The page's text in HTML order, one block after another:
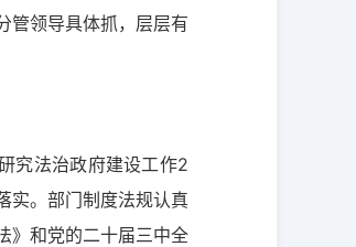
管领导具体抓，层层有
究法治政府建设工作2
实。部门制度法规认真
》和党的二十届三中全